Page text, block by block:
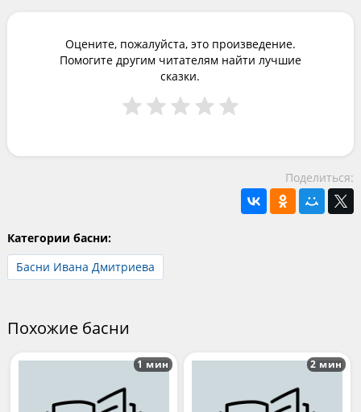
Оцените, пожалуйста, это произведение.
Помогите другим читателям найти лучшие
сказки.
Поделиться:
Категории басни:
Басни Ивана Дмитриева
Похожие басни
1 мин 2 мин